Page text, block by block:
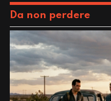
Da non perdere